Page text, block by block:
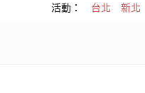
活動： 台北 新北